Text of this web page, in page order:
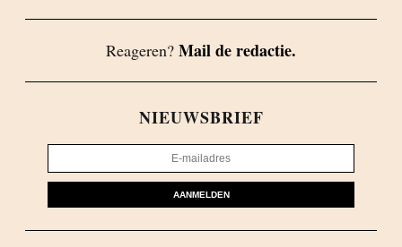
Reageren? Mail de redactie.
NIEUWSBRIEF
AANMELDEN